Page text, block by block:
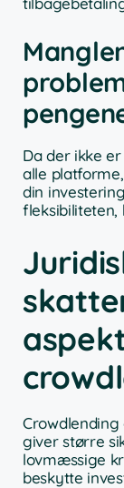
Da der ikke
alle
din
fleksibiliteten,
giver større
lovmæssige
beskytte